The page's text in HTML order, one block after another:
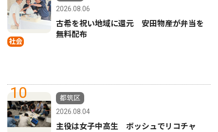
社会
2026.08.06
古希を祝い地域に還元 安田物産が弁当を
無料配布
10
都筑区
2026.08.04
主役は女子中高生 ボッシュでリコチャ